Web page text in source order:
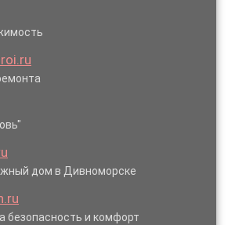
дом в Дивноморске
безопасность и комфорт